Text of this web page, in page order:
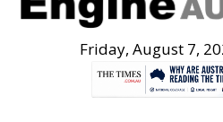
Friday, August 7,